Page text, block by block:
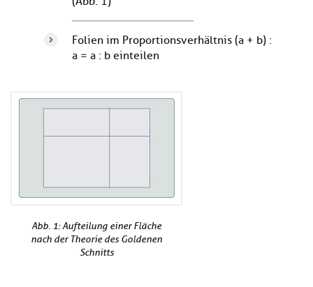
Folien im Proportionsverhältnis (a + b) :
a = a : b einteilen
Abb. 1: Aufteilung einer Fläche
nach der Theorie des Goldenen
Schnitts